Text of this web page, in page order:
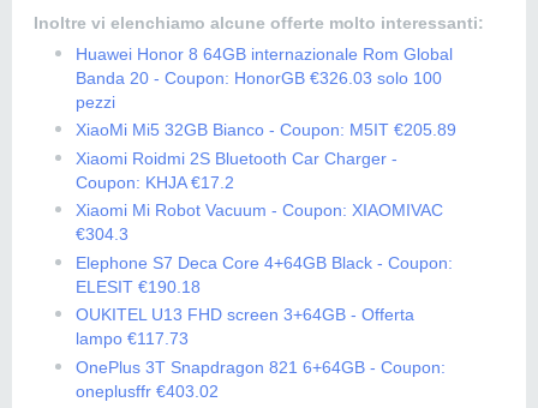
Inoltre vi elenchiamo alcune offerte molto interessanti:
Huawei Honor 8 64GB internazionale Rom Global
Banda 20 - Coupon: HonorGB €326.03 solo 100
pezzi
XiaoMi Mi5 32GB Bianco - Coupon: M5IT €205.89
Xiaomi Roidmi 2S Bluetooth Car Charger -
Coupon: KHJA €17.2
Xiaomi Mi Robot Vacuum - Coupon: XIAOMIVAC
€304.3
Elephone S7 Deca Core 4+64GB Black - Coupon:
ELESIT €190.18
OUKITEL U13 FHD screen 3+64GB - Offerta
lampo €117.73
OnePlus 3T Snapdragon 821 6+64GB - Coupon:
oneplusffr €403.02